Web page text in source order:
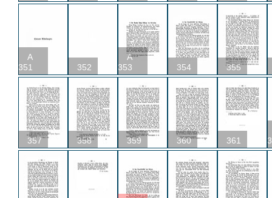
A
351
352
A
353
354 355
357 358 359 360 361